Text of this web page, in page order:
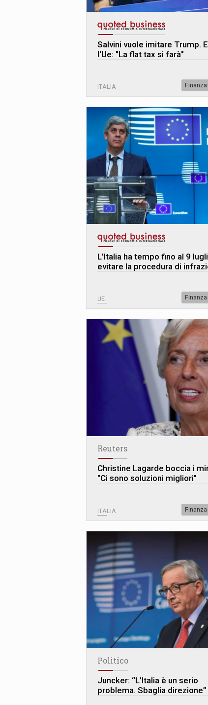
Salvini vuole imitare Trump.
l'Ue: "La flat tax si farà"
ITALIA
L'Italia ha tempo fino al 9
evitare la procedura di
UE
Reuters
Christine Lagarde boccia i
"Ci sono soluzioni migliori"
ITALIA
Politico
Juncker: “L’Italia è un serio
problema. Sbaglia direzione”